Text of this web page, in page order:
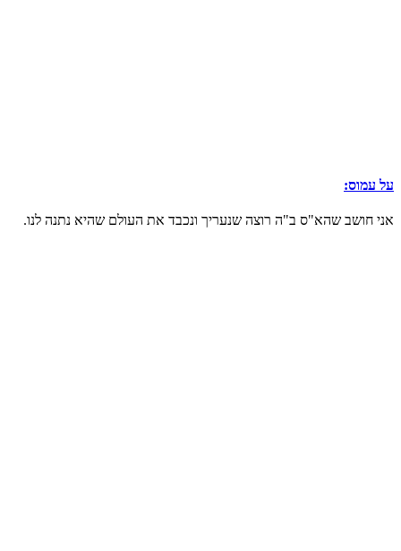
על עמוס:
אני חושב שהא"ס ב"ה רוצה שנעריך ונכבד את העולם שהיא נתנה לנו.